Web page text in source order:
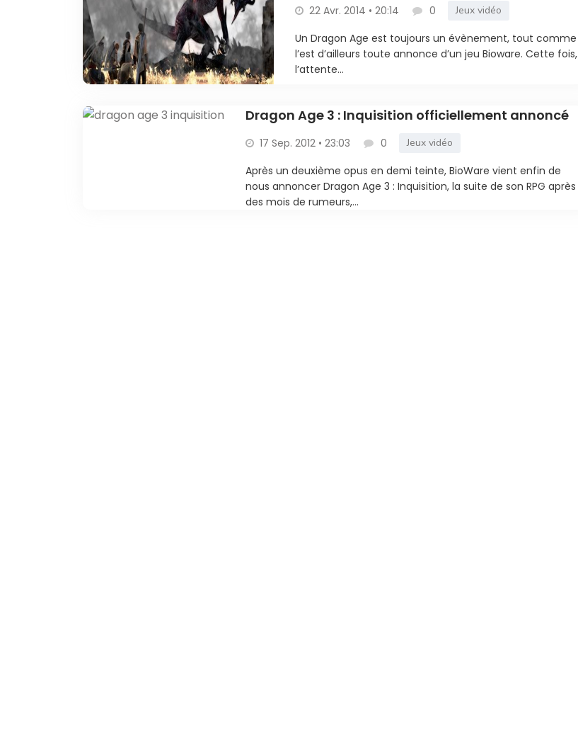
22 Avr. 2014 • 20:14 0 Jeux vidéo
Un Dragon Age est toujours un évènement, tout comme
l’est d’ailleurs toute annonce d’un jeu Bioware. Cette fois,
l’attente...
Dragon Age 3 : Inquisition officiellement annoncé
17 Sep. 2012 • 23:03 0 Jeux vidéo
Après un deuxième opus en demi teinte, BioWare vient enfin de
nous annoncer Dragon Age 3 : Inquisition, la suite de son RPG après
des mois de rumeurs,...